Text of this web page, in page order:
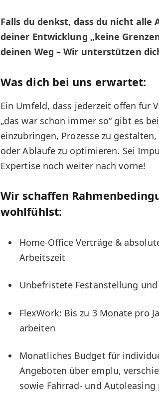
Falls du denkst, dass du nicht
deiner Entwicklung „keine
deinen Weg – Wir unterstützen
Was dich bei uns erwartet:
Ein Umfeld, dass jederzeit offen für
„das war schon immer so“ gibt es
einzubringen, Prozesse zu
oder Abläufe zu optimieren. Sei
Expertise noch weiter nach vorne!
Wir schaffen
wohlfühlst:
Home-Office Verträge &
Arbeitszeit
Unbefristete Festanstellung und
FlexWork: Bis zu 3 Monate pro
arbeiten
Monatliches Budget für
Angeboten über emplu,
sowie Fahrrad- und